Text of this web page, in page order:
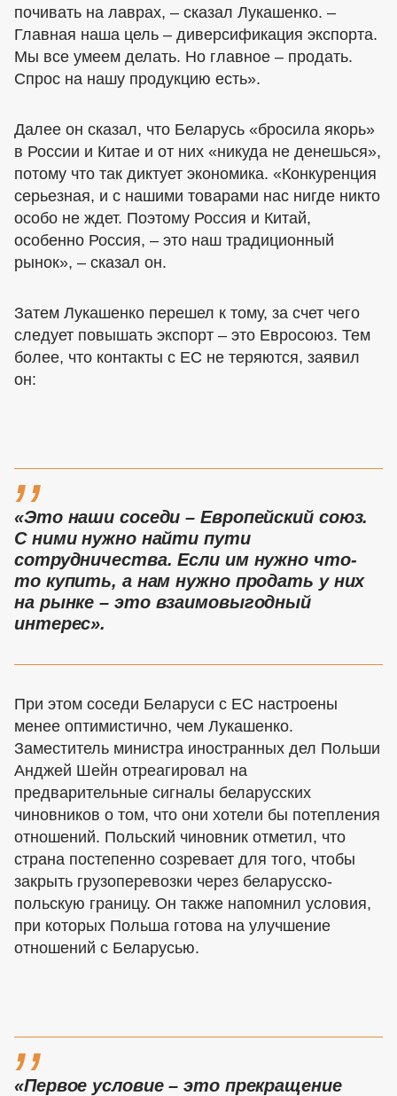
почивать на лаврах, – сказал Лукашенко. –
Главная наша цель – диверсификация экспорта.
Мы все умеем делать. Но главное – продать.
Спрос на нашу продукцию есть».
Далее он сказал, что Беларусь «бросила якорь»
в России и Китае и от них «никуда не денешься»,
потому что так диктует экономика. «Конкуренция
серьезная, и с нашими товарами нас нигде никто
особо не ждет. Поэтому Россия и Китай,
особенно Россия, – это наш традиционный
рынок», – сказал он.
Затем Лукашенко перешел к тому, за счет чего
следует повышать экспорт – это Евросоюз. Тем
более, что контакты с ЕС не теряются, заявил
он:
,,
«Это наши соседи – Европейский союз.
С ними нужно найти пути
сотрудничества. Если им нужно что-
то купить, а нам нужно продать у них
на рынке – это взаимовыгодный
интерес».
При этом соседи Беларуси с ЕС настроены
менее оптимистично, чем Лукашенко.
Заместитель министра иностранных дел Польши
Анджей Шейн отреагировал на
предварительные сигналы беларусских
чиновников о том, что они хотели бы потепления
отношений. Польский чиновник отметил, что
страна постепенно созревает для того, чтобы
закрыть грузоперевозки через беларусско-
польскую границу. Он также напомнил условия,
при которых Польша готова на улучшение
отношений с Беларусью.
,,
«Первое условие – это прекращение